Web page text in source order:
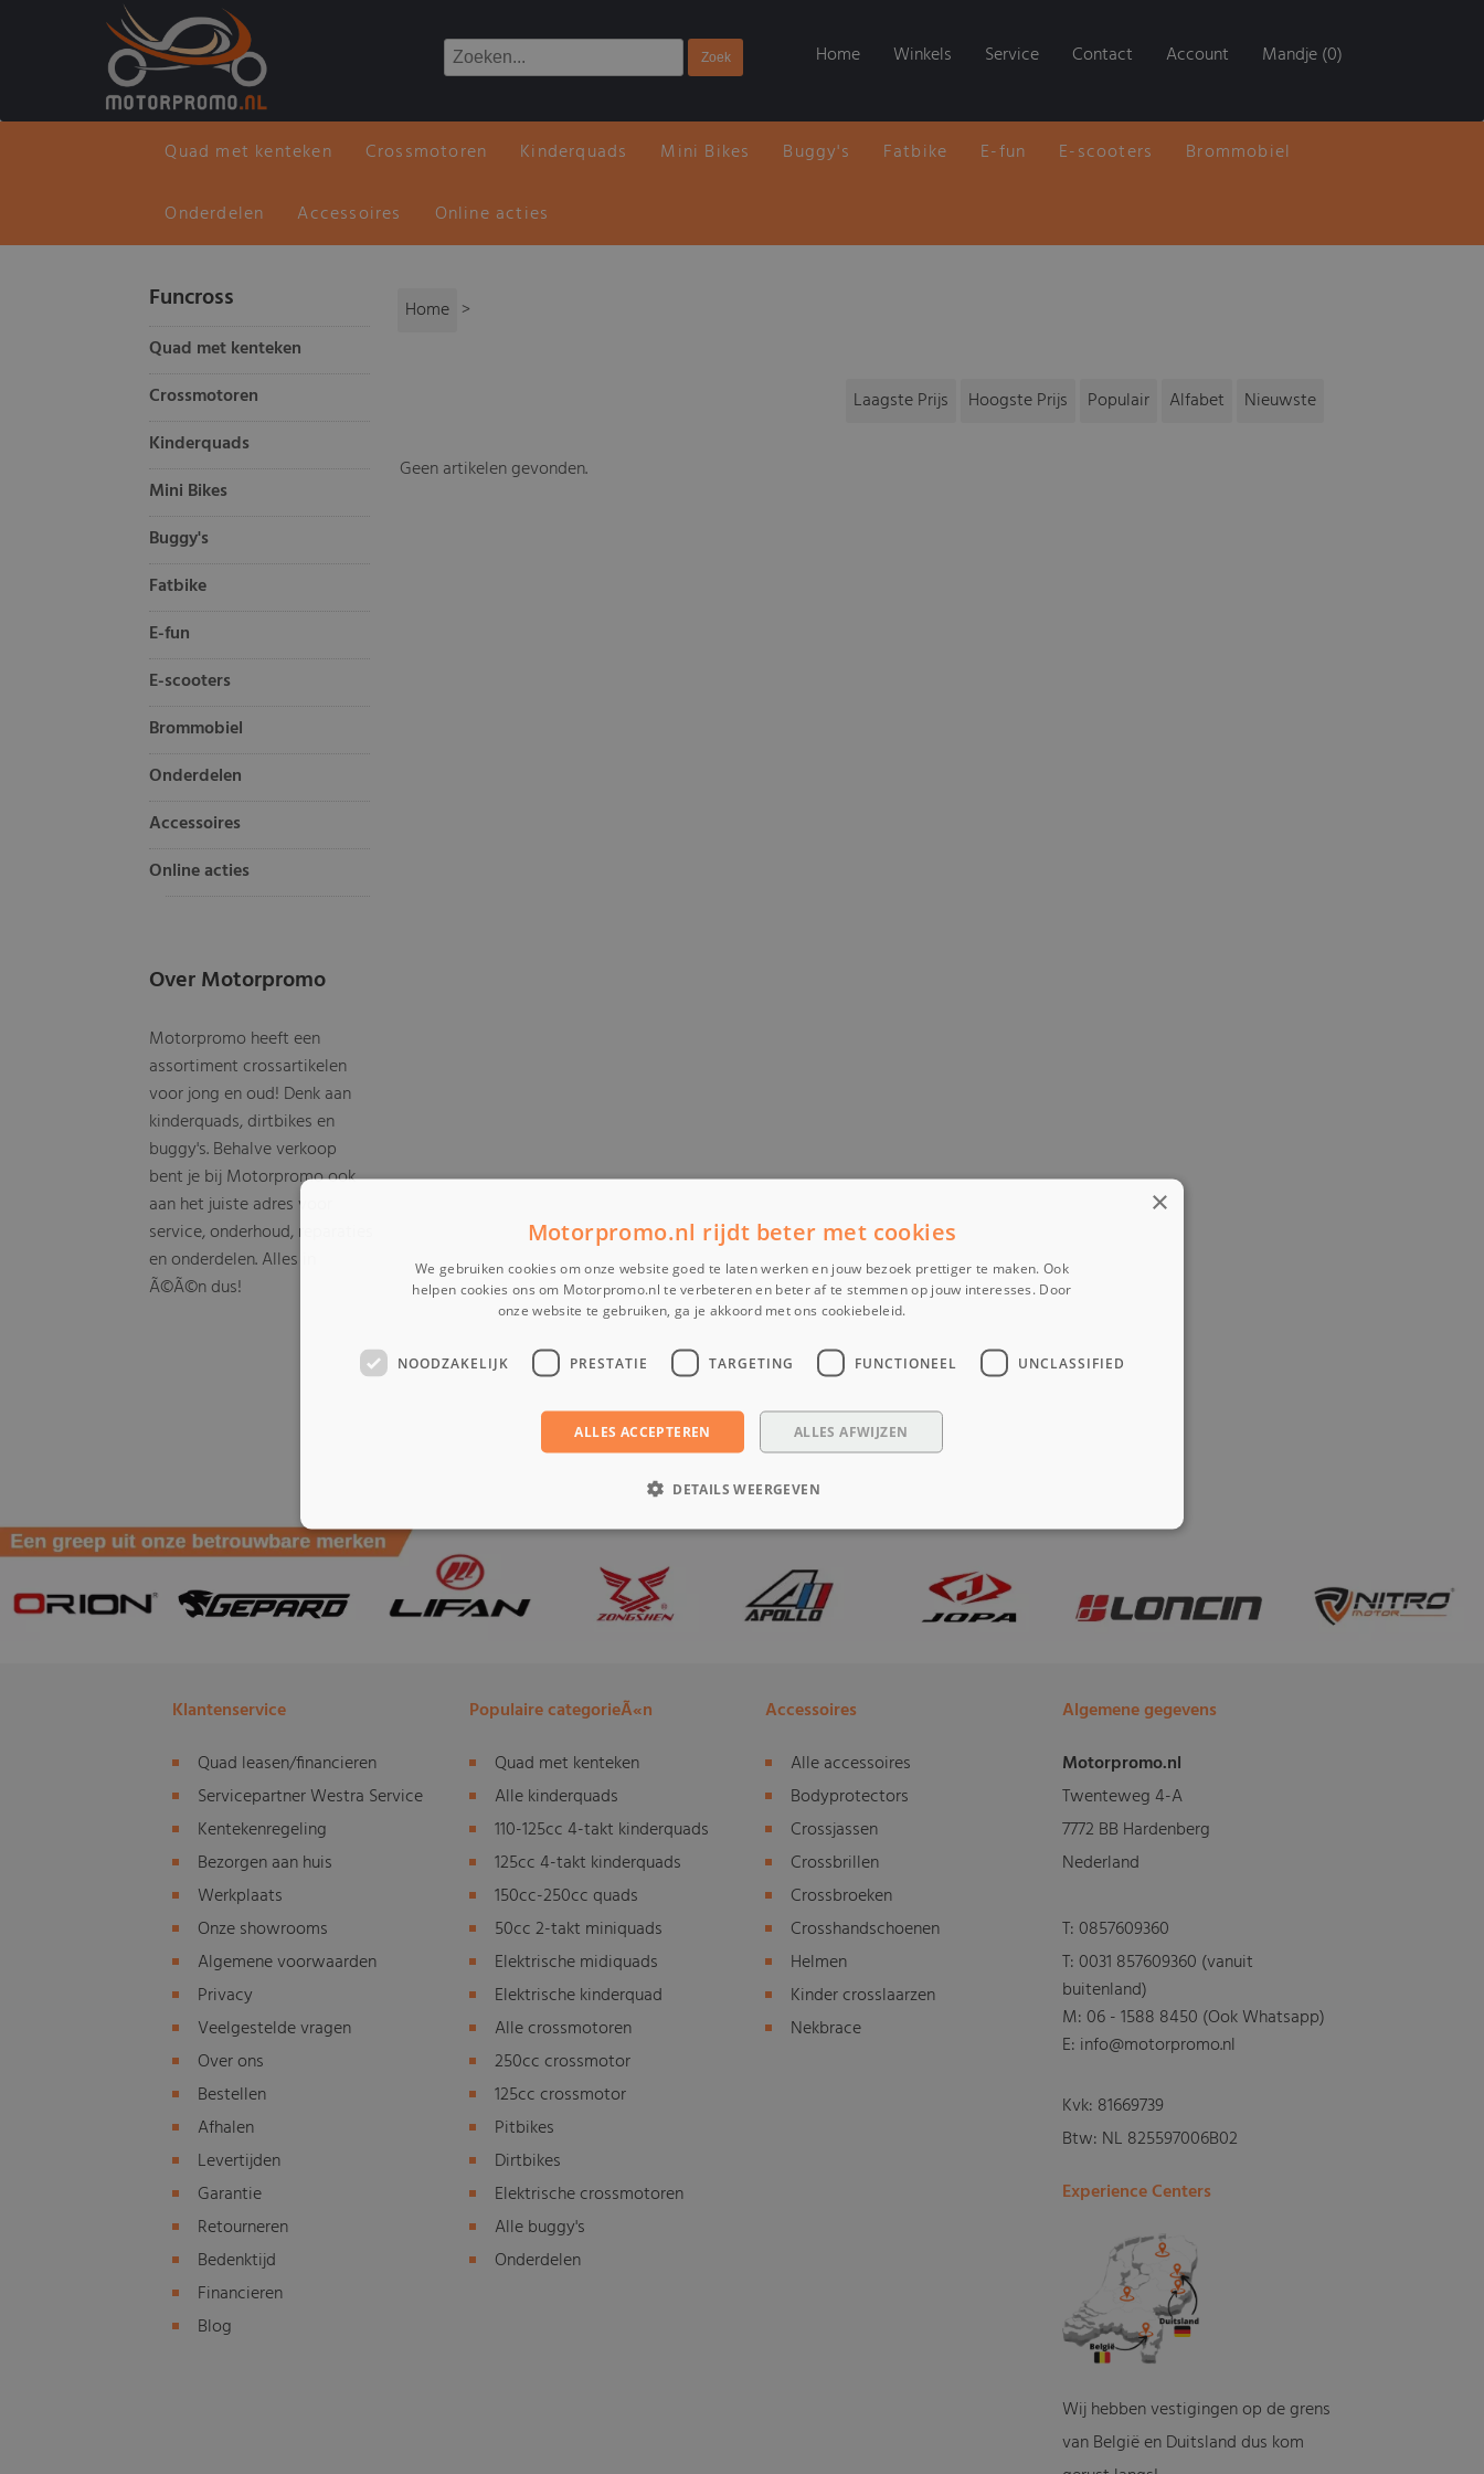
Home Winkels Service Contact Account Mandje (0)
Quad met kenteken Crossmotoren Kinderquads Mini Bikes Buggy's Fatbike E-fun E-scooters Brommobiel
Onderdelen Accessoires Online acties
Funcross
Quad met kenteken
Crossmotoren
Kinderquads
Mini Bikes
Buggy's
Fatbike
E-fun
E-scooters
Brommobiel
Onderdelen
Accessoires
Online acties
Over Motorpromo
Motorpromo heeft een
assortiment crossartikelen
voor jong en oud! Denk aan
kinderquads, dirtbikes en
buggy's. Behalve verkoop
bent je bij Motorpromo ook
aan het juiste adres voor
service, onderhoud, reparaties
en onderdelen. Alles in
Ã©Ã©n dus!
Home >
Laagste Prijs Hoogste Prijs Populair Alfabet Nieuwste
Geen artikelen gevonden.
Klantenservice
Quad leasen/financieren
Servicepartner Westra Service
Kentekenregeling
Bezorgen aan huis
Werkplaats
Onze showrooms
Algemene voorwaarden
Privacy
Veelgestelde vragen
Over ons
Bestellen
Afhalen
Levertijden
Garantie
Retourneren
Bedenktijd
Financieren
Blog
Populaire categorieÃ«n
Quad met kenteken
Alle kinderquads
110-125cc 4-takt kinderquads
125cc 4-takt kinderquads
150cc-250cc quads
50cc 2-takt miniquads
Elektrische midiquads
Elektrische kinderquad
Alle crossmotoren
250cc crossmotor
125cc crossmotor
Pitbikes
Dirtbikes
Elektrische crossmotoren
Alle buggy's
Onderdelen
Accessoires
Alle accessoires
Bodyprotectors
Crossjassen
Crossbrillen
Crossbroeken
Crosshandschoenen
Helmen
Kinder crosslaarzen
Nekbrace
Algemene gegevens
Motorpromo.nl
Twenteweg 4-A
7772 BB Hardenberg
Nederland
T:0857609360
T:0031 857609360 (vanuit
buitenland)
M:06 - 1588 8450 (Ook Whatsapp)
E: info@motorpromo.nl
Kvk: 81669739
Btw: NL 825597006B02
Experience Centers
Wij hebben vestigingen op de grens
van België en Duitsland dus kom
×
Motorpromo.nl rijdt beter met cookies
We gebruiken cookies om onze website goed te laten werken en jouw bezoek prettiger te maken. Ook
helpen cookies ons om Motorpromo.nl te verbeteren en beter af te stemmen op jouw interesses. Door
onze website te gebruiken, ga je akkoord met ons cookiebeleid.
NOODZAKELIJK PRESTATIE TARGETING FUNCTIONEEL UNCLASSIFIED
ALLES ACCEPTEREN ALLES AFWIJZEN
DETAILS WEERGEVEN